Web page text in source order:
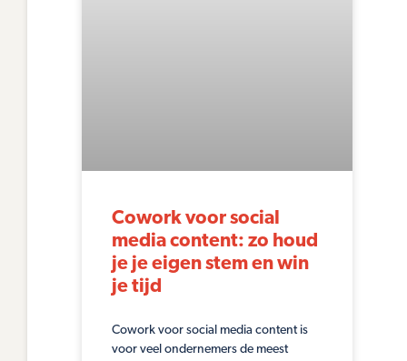
Cowork voor social
media content: zo houd
je je eigen stem en win
je tijd
Cowork voor social media content is
voor veel ondernemers de meest